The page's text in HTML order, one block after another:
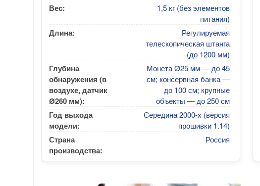
Вес:
1,5 кг (без элементов
питания)
Длина:
Регулируемая
телескопическая штанга
(до 1200 мм)
Глубина
обнаружения (в
воздухе, датчик
Ø260 мм):
Монета Ø25 мм — до 45
см; консервная банка —
до 100 см; крупные
объекты — до 250 см
Год выхода
модели:
Середина 2000-х (версия
прошивки 1.14)
Страна
производства:
Россия